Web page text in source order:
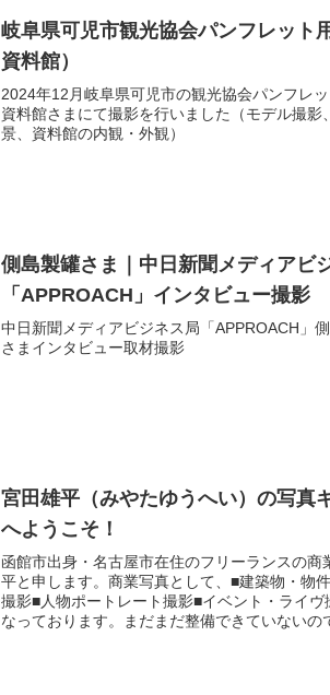
岐阜県可児市観光協会パンフレット
資料館）
2024年12月岐阜県可児市の観光協会パンフレ
資料館さまにて撮影を行いました（モデル撮影
景、資料館の内観・外観）
側島製罐さま｜中日新聞メディアビ
「APPROACH」インタビュー撮影
中日新聞メディアビジネス局「APPROACH」
さまインタビュー取材撮影
宮田雄平（みやたゆうへい）の写真
へようこそ！
函館市出身・名古屋市在住のフリーランスの商
平と申します。商業写真として、■建築物・物
撮影■人物ポートレート撮影■イベント・ライ
なっております。まだまだ整備できていないの